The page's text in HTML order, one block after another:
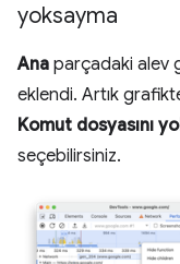
yoksayma
Ana parçadaki alev
eklendi. Artık
Komut dosyasını
seçebilirsiniz.